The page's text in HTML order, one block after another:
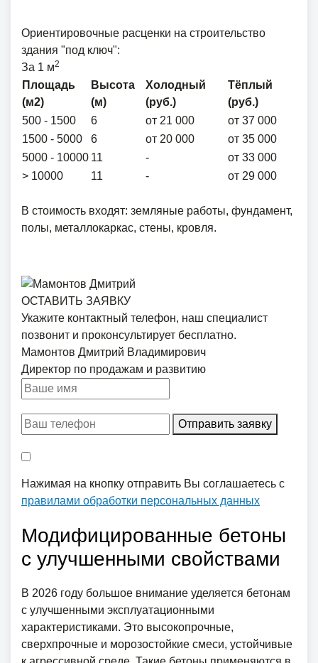
Ориентировочные расценки на строительство
здания "под ключ":
За 1 м2
Площадь
(м2)
Высота
(м)
Холодный
(руб.)
Тёплый
(руб.)
500 - 1500
6 от 21 000
от 37 000
1500 - 5000
6 от 20 000
от 35 000
5000 - 10000 11 -
от 33 000
> 10000
11 - от 29 000
В стоимость входят: земляные работы, фундамент,
полы, металлокаркас, стены, кровля.
ОСТАВИТЬ ЗАЯВКУ
Укажите контактный телефон, наш специалист
позвонит и проконсультирует бесплатно.
Мамонтов Дмитрий Владимирович
Директор по продажам и развитию
Отправить заявку
Нажимая на кнопку отправить Вы соглашаетесь с
правилами обработки персональных данных
Модифицированные бетоны
с улучшенными свойствами
В 2026 году большое внимание уделяется бетонам
с улучшенными эксплуатационными
характеристиками. Это высокопрочные,
сверхпрочные и морозостойкие смеси, устойчивые